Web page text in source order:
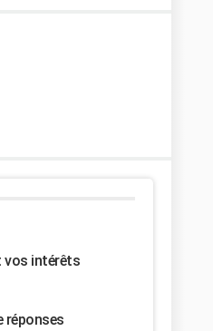
vos intérêts
réponses